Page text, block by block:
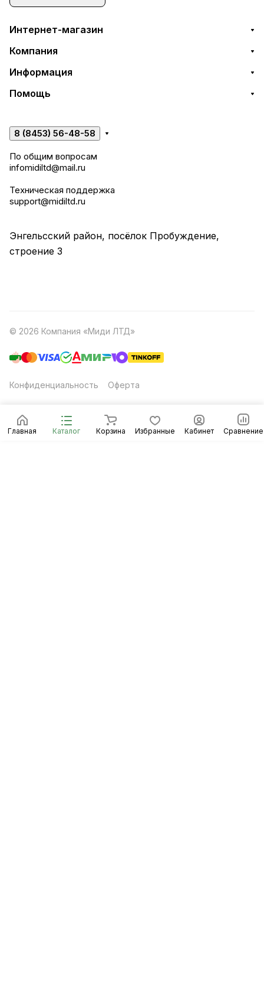
Главная Каталог Корзина Избранные Кабинет Сравнение
Интернет-магазин
Компания
Информация
Помощь
8 (8453) 56-48-58
По общим вопросам
infomidiltd@mail.ru
Техническая поддержка
support@midiltd.ru
Энгельсский район, посёлок Пробуждение,
строение 3
© 2026 Компания «Миди ЛТД»
Конфиденциальность Оферта